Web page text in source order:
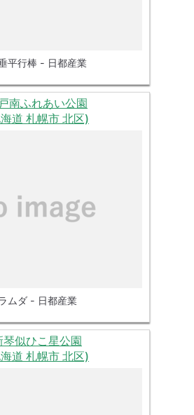
平行棒 - 日都産業
南ふれあい公園
道 札幌市 北区)
ムダ - 日都産業
琴似ひこ星公園
道 札幌市 北区)